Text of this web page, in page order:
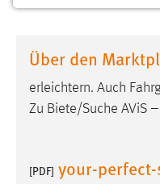
Über den
erleichtern. Auch
Zu Biete/Suche AViS
[PDF] your-
Website erforderlich.
Einverständnis